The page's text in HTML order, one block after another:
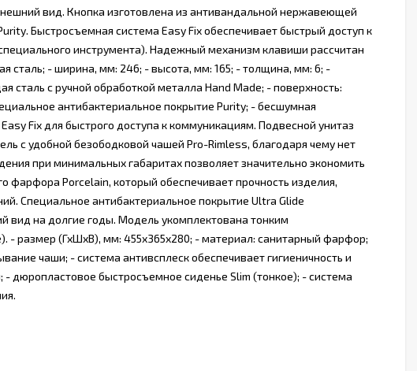
вид. Кнопка изготовлена из антивандальной нержавеющей
Быстросъемная система Easy Fix обеспечивает быстрый доступ к
инструмента). Надежный механизм клавиши рассчитан
сталь; - ширина, мм: 246; - высота, мм: 165; - толщина, мм: 6; -
с ручной обработкой металла Hand Made; - поверхность:
антибактериальное покрытие Purity; - бесшумная
Fix для быстрого доступа к коммуникациям. Подвесной унитаз
с удобной безободковой чашей Pro-Rimless, благодаря чему нет
при минимальных габаритах позволяет значительно экономить
фарфора Porcelain, который обеспечивает прочность изделия,
Специальное антибактериальное покрытие Ultra Glide
вид на долгие годы. Модель укомплектована тонким
размер (ГхШхВ), мм: 455х365х280; - материал: санитарный фарфор;
чаши; - система антивсплеск обеспечивает гигиеничность и
дюропластовое быстросъемное сиденье Slim (тонкое); - система